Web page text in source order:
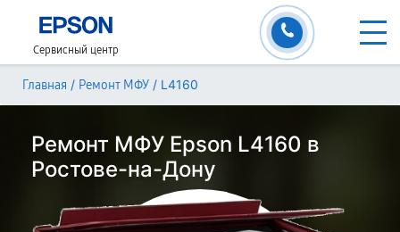
Сервисный центр
Главная / Ремонт МФУ / L4160
Ремонт МФУ Epson L4160 в
Ростове-на-Дону